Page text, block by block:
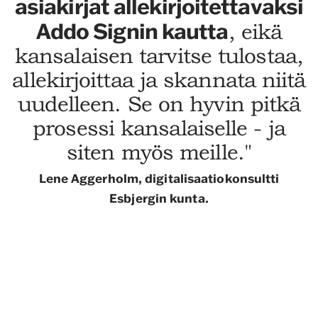
asiakirjat allekirjoitettavaksi
Addo Signin kautta, eikä
kansalaisen tarvitse tulostaa,
allekirjoittaa ja skannata niitä
uudelleen. Se on hyvin pitkä
prosessi kansalaiselle - ja
siten myös meille."
Lene Aggerholm, digitalisaatiokonsultti
Esbjergin kunta.